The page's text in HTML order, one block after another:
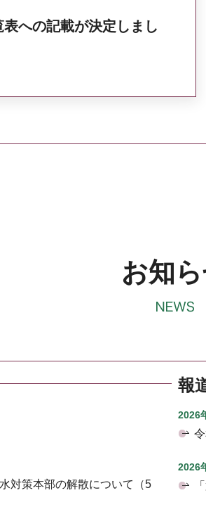
表への記載が決定しまし
お知
対策本部の解散について（5
報
2026
2026